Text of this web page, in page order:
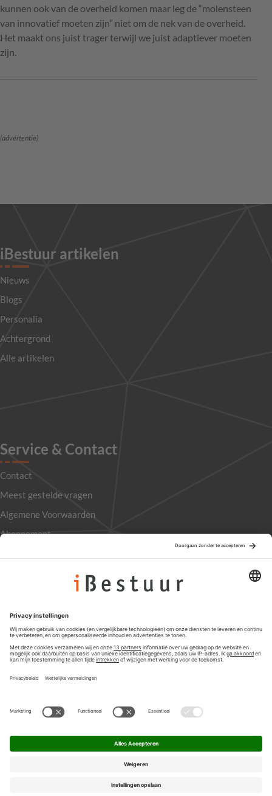
kunnen ook van de overheid komen maar leg de “molensteen
van innovatief moeten zijn” niet om de nek van de overheid.
Het maakt ons juist trager terwijl we juist adaptiever moeten
zijn.
(advertentie)
iBestuur artikelen
Nieuws
Blogs
Personalia
Achtergrond
Alle artikelen
Service & Contact
Contact
Meest gestelde vragen
Algemene Voorwaarden
Abonnement
Privacyinstellingen